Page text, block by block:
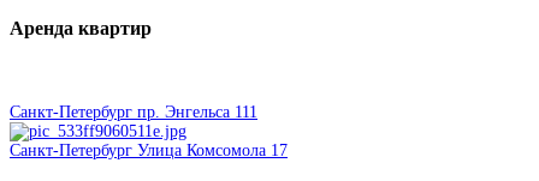
Аренда квартир
Санкт-Петербург пр. Энгельса 111
Санкт-Петербург Улица Комсомола 17